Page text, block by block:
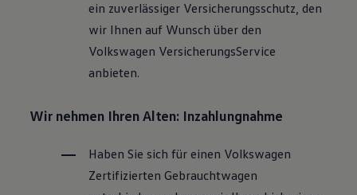
ein zuverlässiger Versicherungsschutz, den
wir Ihnen auf Wunsch über den
Volkswagen VersicherungsService
anbieten.
Wir nehmen Ihren Alten: Inzahlungnahme
Haben Sie sich für einen Volkswagen
Zertifizierten Gebrauchtwagen